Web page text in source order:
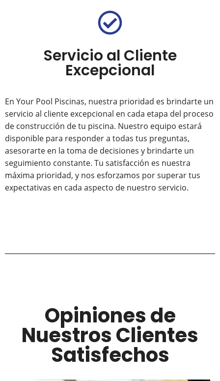
Servicio al Cliente
Excepcional
En Your Pool Piscinas, nuestra prioridad es brindarte un
servicio al cliente excepcional en cada etapa del proceso
de construcción de tu piscina. Nuestro equipo estará
disponible para responder a todas tus preguntas,
asesorarte en la toma de decisiones y brindarte un
seguimiento constante. Tu satisfacción es nuestra
máxima prioridad, y nos esforzamos por superar tus
expectativas en cada aspecto de nuestro servicio.
Opiniones de
Nuestros Clientes
Satisfechos